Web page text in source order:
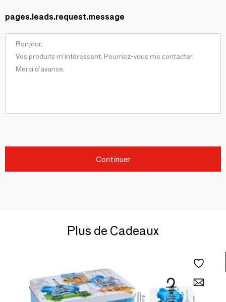
pages.leads.request.message
Continuer
Plus de Cadeaux